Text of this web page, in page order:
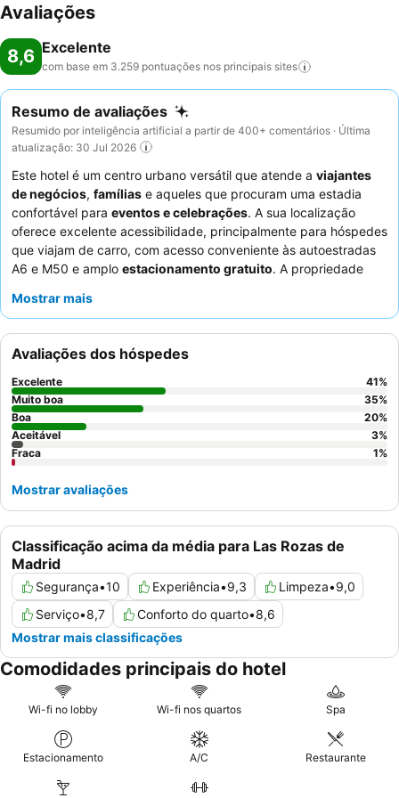
Avaliações
8,6 Excelente
com base em 3.259 pontuações nos principais sites
Resumo de avaliações
Resumido por inteligência artificial a partir de 400+ comentários · Última
atualização: 30 Jul 2026
Este hotel é um centro urbano versátil que atende a viajantes
de negócios, famílias e aqueles que procuram uma estadia
confortável para eventos e celebrações. A sua localização
oferece excelente acessibilidade, principalmente para hóspedes
que viajam de carro, com acesso conveniente às autoestradas
A6 e M50 e amplo estacionamento gratuito. A propriedade
reunião e um encantador
excecional e o
buffet de pequeno-almoço
por ser completo. Para uma experiência mais tranquila,
considere solicitar um quarto virado para o jardim.
Mostrar mais
Classificação acima da média para Las Rozas de
Madrid
Segurança•10 Experiência•9,3 Limpeza•9,0
Serviço•8,7 Conforto do quarto•8,6
Mostrar mais classificações
Avaliações dos hóspedes
Excelente 41%
Muito boa
35%
Boa
20%
Aceitável
3%
Fraca
1%
Mostrar avaliações
Comodidades principais do hotel
Wi-fi no lobby Wi-fi nos quartos Spa
Estacionamento A/C Restaurante